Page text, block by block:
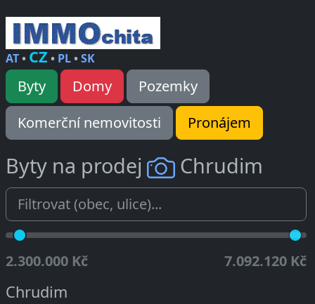
AT• CZ • PL•SK
Byty Domy
Pozemky
Komerční nemovitosti
Pronájem
Byty na prodej Chrudim
2.300.000 Kč 7.092.120 Kč
Chrudim